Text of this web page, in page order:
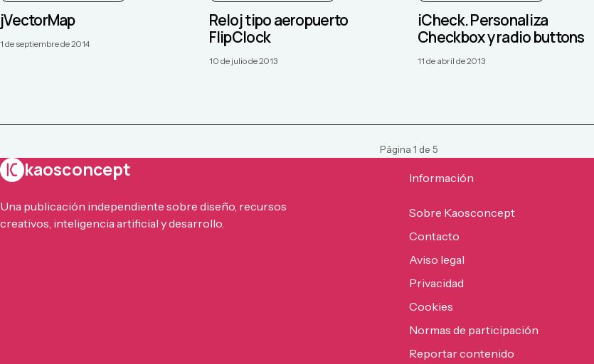
jVectorMap
1 de septiembre de 2014
Reloj tipo aeropuerto
FlipClock
10 de julio de 2013
iCheck. Personaliza
Checkbox y radio buttons
11 de abril de 2013
Página1 de5
kaosconcept
Una publicación independiente sobre diseño, recursos
creativos, inteligencia artificial y desarrollo.
Información
Sobre Kaosconcept
Contacto
Aviso legal
Privacidad
Cookies
Normas de participación
Reportar contenido